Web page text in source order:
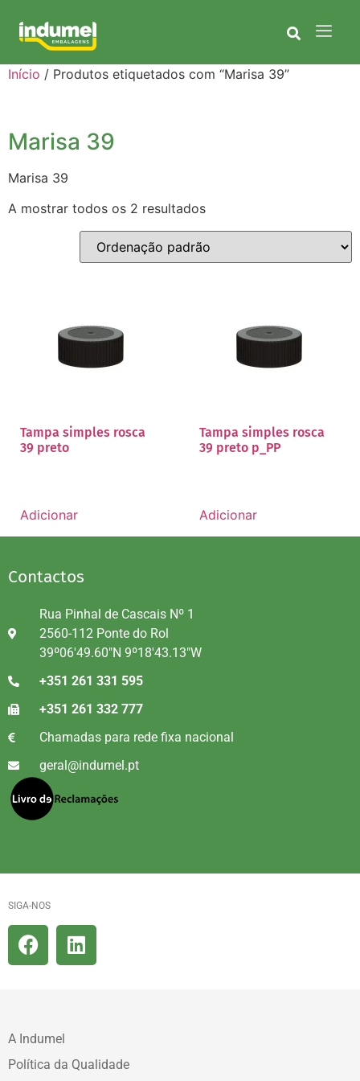
Início / Produtos etiquetados com “Marisa 39”
Marisa 39
Marisa 39
A mostrar todos os 2 resultados
Tampa simples rosca
39 preto
Adicionar
Tampa simples rosca
39 preto p_PP
Adicionar
Contactos
Rua Pinhal de Cascais Nº 1
2560-112 Ponte do Rol
39º06'49.60"N 9º18'43.13"W
+351 261 331 595
+351 261 332 777
Chamadas para rede fixa nacional
geral@indumel.pt
SIGA-NOS
A Indumel
Política da Qualidade